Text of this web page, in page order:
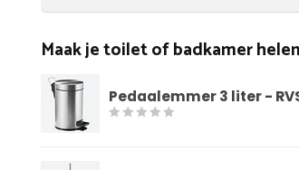
Maak je toilet of badkamer
Pedaalemmer 3 liter -